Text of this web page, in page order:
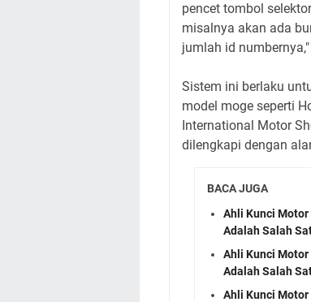
pencet tombol
misalnya akan ada
jumlah id
Sistem ini berlaku
model moge seperti
International Motor
dilengkapi dengan
BACA JUGA
Ahli Kunci Motor
Adalah Salah
Ahli Kunci Motor
Adalah Salah
Ahli Kunci Motor